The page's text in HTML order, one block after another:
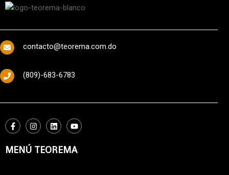
contacto@teorema.com.do
(809)-683-6783
MENÚ TEOREMA